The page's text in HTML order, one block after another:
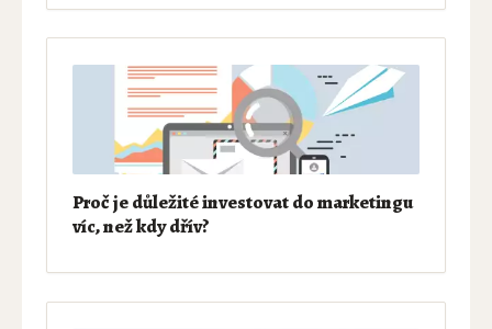
Proč je důležité investovat do marketingu
víc, než kdy dřív?